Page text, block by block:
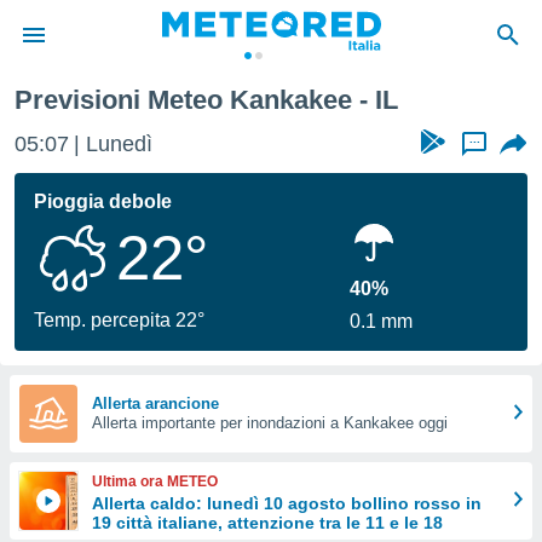
di
per
le
di
Web
le
Previsioni Meteo Kankakee - IL
05:07 Lunedì ...
Pioggia debole
22°
Temp. percepita 22°
40%
0.1 mm
Allerta arancione
Allerta importante per inondazioni a Kankakee oggi
Ultima ora METEO
Allerta caldo: lunedì 10 agosto bollino rosso in
19 città italiane, attenzione tra le 11 e le 18